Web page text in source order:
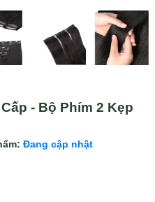
- Bộ Phím 2 Kẹp
Đang cập nhật